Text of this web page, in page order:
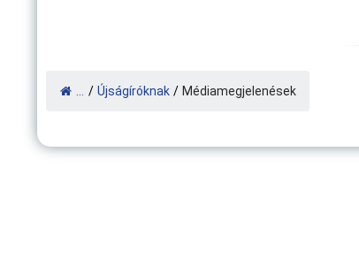
/ Újságíróknak / Médiamegjelenések